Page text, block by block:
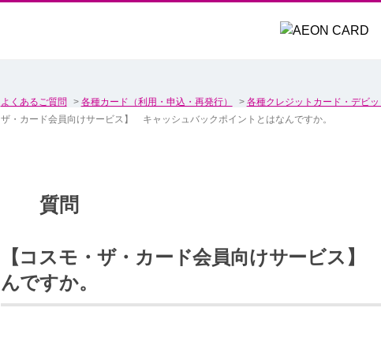
よくあるご質問 > 各種カード（利用・申込・再発行） > 各種クレジットカード・デビ
ザ・カード会員向けサービス】 キャッシュバックポイントとはなんですか。
【コスモ・ザ・カード会員向けサービス
んですか。